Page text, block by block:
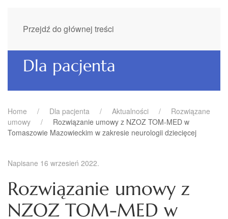
Przejdź do głównej treści
Dla pacjenta
Home Dla pacjenta Aktualności
Rozwiązane
umowy
Rozwiązanie umowy z NZOZ TOM-MED w
Tomaszowie Mazowieckim w zakresie neurologii dziecięcej
Napisane 16 wrzesień 2022.
Rozwiązanie umowy z
NZOZ TOM-MED w